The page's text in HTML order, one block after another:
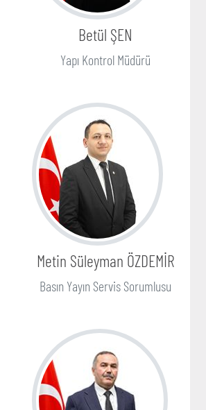
Betül ŞEN
Yapı Kontrol Müdürü
Metin Süleyman ÖZDEMİR
Basın Yayın Servis Sorumlusu